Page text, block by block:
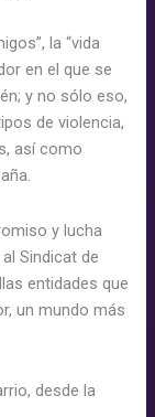
la “vida
en el que se
y no sólo eso,
de violencia,
así como
y lucha
Sindicat de
entidades que
un mundo más
desde la